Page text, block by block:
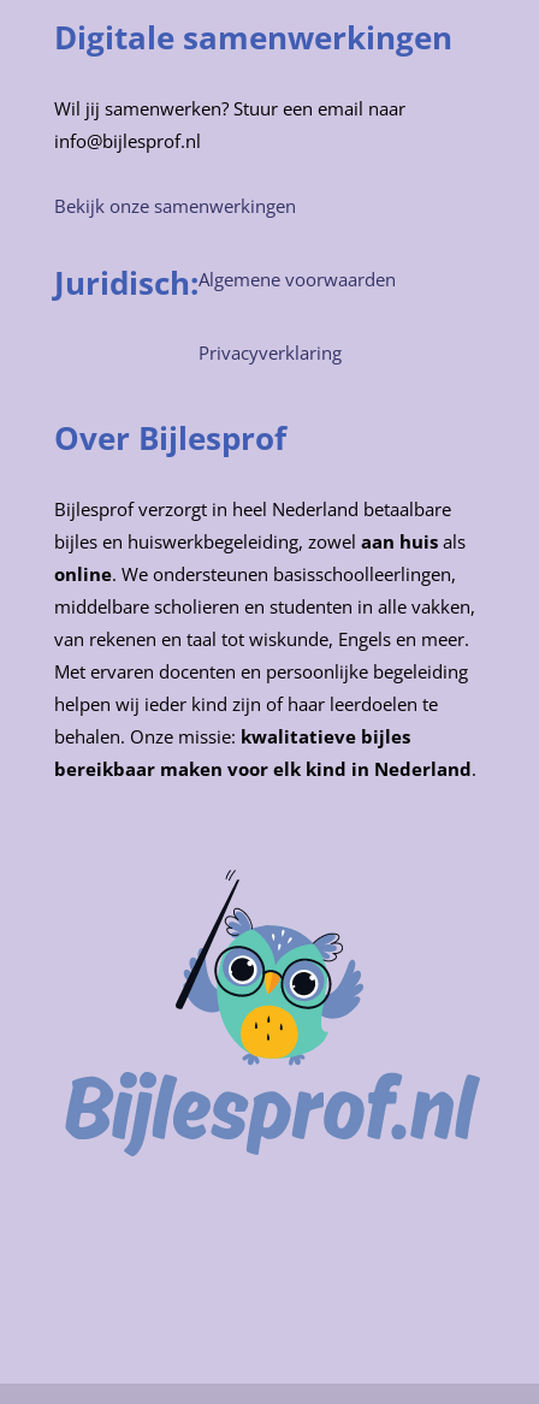
Digitale samenwerkingen
Wil jij samenwerken? Stuur een email naar
info@bijlesprof.nl
Bekijk onze samenwerkingen
Juridisch:Algemene voorwaarden
Privacyverklaring
Over Bijlesprof
Bijlesprof verzorgt in heel Nederland betaalbare
bijles en huiswerkbegeleiding, zowel aan huisals
online. We ondersteunen basisschoolleerlingen,
middelbare scholieren en studenten in alle vakken,
van rekenen en taal tot wiskunde, Engels en meer.
Met ervaren docenten en persoonlijke begeleiding
helpen wij ieder kind zijn of haar leerdoelen te
behalen. Onze missie: kwalitatieve bijles
bereikbaar maken voor elk kind in Nederland.